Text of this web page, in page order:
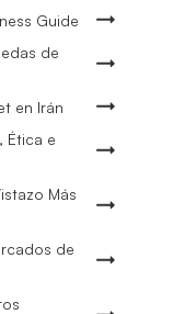
Guide
de
en Irán
Ética e
Más
de